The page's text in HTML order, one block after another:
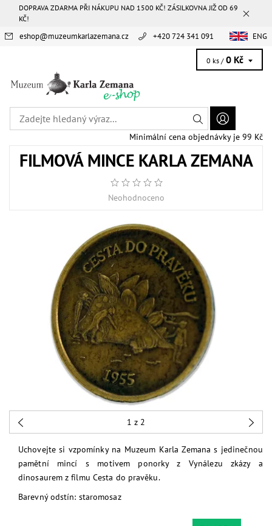
DOPRAVA ZDARMA PŘI NÁKUPU NAD 1500 KČ! ZÁSILKOVNA JIŽ OD 69
KČ!
+420 724 341 091
eshop@muzeumkarlazemana.cz ENG
0 ks / 0 Kč
Minimální cena objednávky je 99 Kč
FILMOVÁ MINCE KARLA ZEMANA
Neohodnoceno
1 z 2
Uchovejte si vzpomínky na Muzeum Karla Zemana s jedinečnou
pamětní mincí s motivem ponorky z Vynálezu zkázy a
dinosaurem z filmu Cesta do pravěku.
Barevný odstín: staromosaz